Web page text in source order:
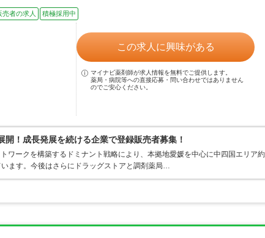
売者の求人 積極採用中
この求人に興味がある
マイナビ薬剤師が求人情報を無料でご提供します。
薬局・病院等への直接応募・問い合わせではありません
のでご安心ください。
！成長発展を続ける企業で登録販売者募集！
ワークを構築するドミナント戦略により、本拠地愛媛を中心に中四国エリア
ます。今後はさらにドラッグストアと調剤薬局…